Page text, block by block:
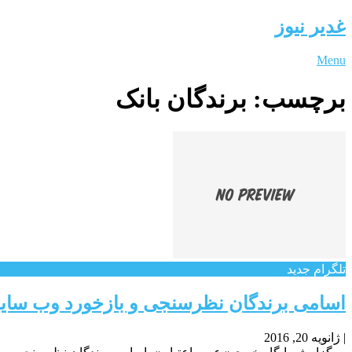
غدیر نیوز
Menu
برچسب: برندگان بانک
تلگرام جدید
اسامی برندگان نظرسنجی و بازخورد وب
| ژانویه 20, 2016